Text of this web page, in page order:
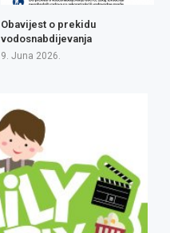
Obavijest o prekidu
vodosnabdijevanja
9. Juna 2026.